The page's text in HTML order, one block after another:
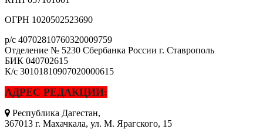
ОГРН 1020502523690
р/с 40702810760320009759
Отделение № 5230 Сбербанка России г. Ставрополь
БИК 040702615
К/с 30101810907020000615
АДРЕС РЕДАКЦИИ:
Республика Дагестан,
367013 г. Махачкала, ул. М. Ярагского, 15